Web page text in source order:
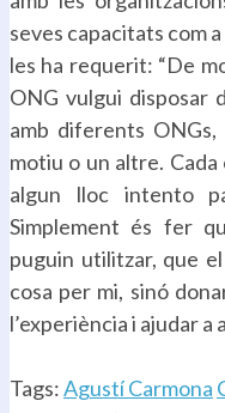
seves capacitats com
les ha requerit: “De
ONG vulgui disposar
amb diferents
motiu o un altre. Cada
algun lloc intento
Simplement és fer
puguin utilitzar, que
cosa per mi, sinó
l’experiència i ajudar a
Tags:Agustí Carmona